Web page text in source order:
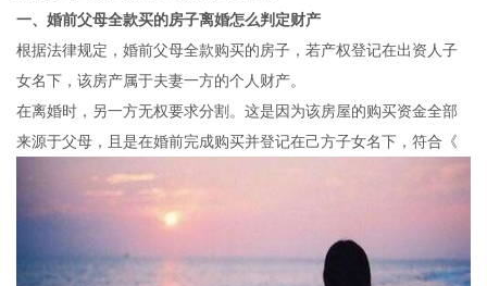
一、婚前父母全款买的房子离婚怎么判定财产
根据法律规定，婚前父母全款购买的房子，若产权登记在出资人子
女名下，该房产属于夫妻一方的个人财产。
在离婚时，另一方无权要求分割。这是因为该房屋的购买资金全部
来源于父母，且是在婚前完成购买并登记在己方子女名下，符合《